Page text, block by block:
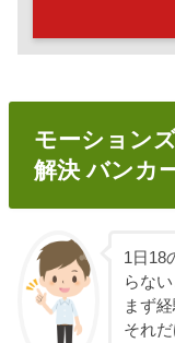
モーション
解決 バンカ
1日18
らな
まず
それ